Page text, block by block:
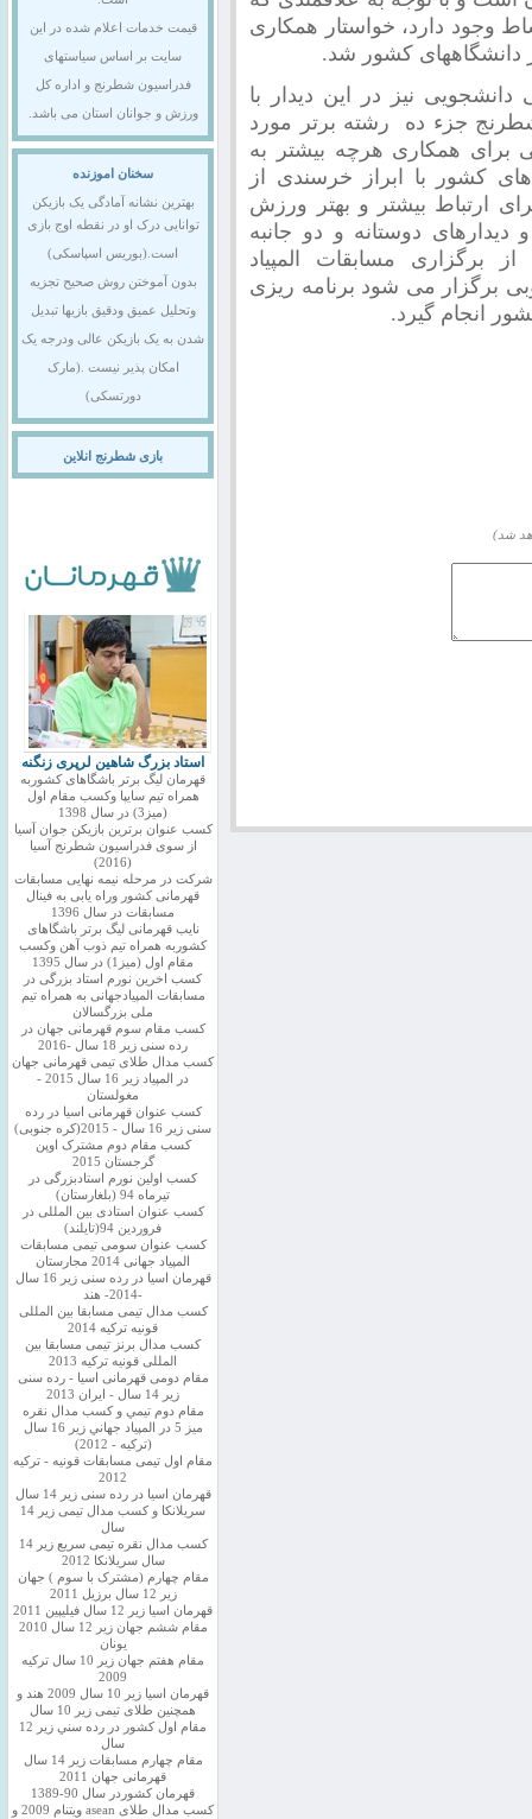
وجود دارد، خواستار همکاری
دانشگاههای کشور شد.
نیز در این دیدار با
جزء ده رشته برتر مورد
برای همکاری هرچه بیشتر به
کشور با ابراز خرسندی از
ارتباط بیشتر و بهتر ورزش
دوستانه و دو جانبه
برگزاری مسابقات المپیاد
برگزار می شود برنامه ریزی
انجام گیرد.
شد)
قیمت خدمات اعلام شده در این
سایت بر اساس سیاستهای
فدراسیون شطرنج و اداره کل
ورزش و جوانان استان می باشد.
سخنان اموزنده
بهترین نشانه آمادگی یک بازیکن
توانایی درک او در نقطه اوج بازی
است.(بوریس اسپاسکی)
بدون آموختن روش صحیح تجزیه
وتحلیل عمیق ودقیق بازیها تبدیل
شدن به یک بازیکن عالی ودرجه یک
امکان پذیر نیست .(مارک
دورتسکی)
بازی شطرنج انلاین
استاد بزرگ شاهین لرپری زنگنه
قهرمان لیگ برتر باشگاهای کشوربه
همراه تیم سایپا وکسب مقام اول
(میز3) در سال 1398
کسب عنوان برترین بازیکن جوان آسیا
از سوی فدراسیون شطرنج آسیا
(2016)
شرکت در مرحله نیمه نهایی مسابقات
قهرمانی کشور وراه یابی به فینال
مسابقات در سال 1396
نایب قهرمانی لیگ برتر باشگاهای
کشوربه همراه تیم ذوب آهن وکسب
مقام اول (میز1) در سال 1395
کسب اخرین نورم استاد بزرگی در
مسابقات المپیادجهانی به همراه تیم
ملی بزرگسالان
کسب مقام سوم قهرمانی جهان در
رده سنی زیر 18 سال -2016
کسب مدال طلای تیمی قهرمانی جهان
در المپیاد زیر 16 سال 2015 -
مغولستان
کسب عنوان قهرمانی اسیا در رده
سنی زیر 16 سال - 2015(کره جنوبی)
کسب مقام دوم مشترک اوپن
گرجستان 2015
کسب اولین نورم استادبزرگی در
تیرماه 94 (بلغارستان)
کسب عنوان استادی بین المللی در
فروردین 94(تایلند)
کسب عنوان سومی تیمی مسابقات
المپیاد جهانی 2014 مجارستان
قهرمان اسیا در رده سنی زیر 16 سال
-2014- هند
کسب مدال تیمی مسابقا بین المللی
قونیه ترکیه 2014
کسب مدال برنز تیمی مسابقا بین
المللی قونیه ترکیه 2013
مقام دومی قهرمانی اسیا - رده سنی
زیر 14 سال - ایران 2013
مقام دوم تيمي و كسب مدال نقره
ميز 5 در المپياد جهاني زير 16 سال
(تركيه - 2012)
مقام اول تیمی مسابقات قونیه - ترکیه
2012
قهرمان اسیا در رده سنی زیر 14 سال
سريلانكا و کسب مدال تیمی زیر 14
سال
کسب مدال نقره تیمی سریع زیر 14
سال سریلانکا 2012
مقام چهارم (مشترک با سوم ) جهان
زیر 12 سال برزیل 2011
قهرمان اسيا زير 12 سال فیلیپین 2011
مقام ششم جهان زیر 12 سال 2010
یونان
مقام هفتم جهان زیر 10 سال ترکیه
2009
قهرمان اسيا زیر 10 سال 2009 هند و
همچنین طلای تیمی زیر 10 سال
مقام اول كشور در رده سني زير 12
سال
مقام چهارم مسابقات زیر 14 سال
قهرمانی جهان 2011
قهرمان کشوردر سال 90-1389
کسب مدال طلای asean ویتنام 2009 و